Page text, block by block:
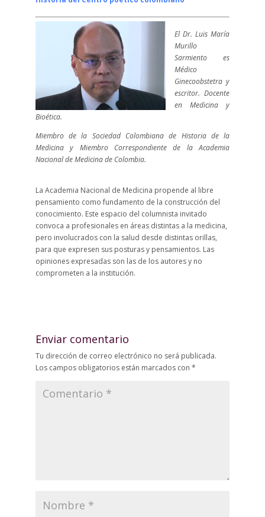
El Dr. Luis María
Murillo
Sarmiento es
Médico
Ginecoobstetra y
escritor. Docente
en Medicina y
Bioética.
Miembro de la Sociedad Colombiana de Historia de la
Medicina y Miembro Correspondiente de la Academia
Nacional de Medicina de Colombia.
La Academia Nacional de Medicina propende al libre
pensamiento como fundamento de la construcción del
conocimiento. Este espacio del columnista invitado
convoca a profesionales en áreas distintas a la medicina,
pero involucrados con la salud desde distintas orillas,
para que expresen sus posturas y pensamientos. Las
opiniones expresadas son las de los autores y no
comprometen a la institución.
Enviar comentario
Tu dirección de correo electrónico no será publicada.
Los campos obligatorios están marcados con *